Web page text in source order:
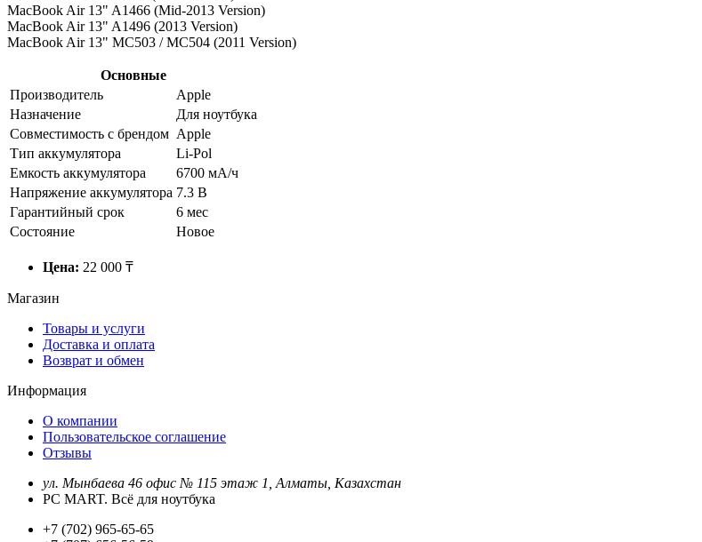
MacBook Air 13" A1466 (Mid-2013 Version)
MacBook Air 13" A1496 (2013 Version)
MacBook Air 13" MC503 / MC504 (2011 Version)
Основные
Производитель
Apple
Назначение
Для ноутбука
Совместимость с брендом Apple
Тип аккумулятора
Li-Pol
Емкость аккумулятора
6700 мА/ч
Напряжение аккумулятора 7.3 В
Гарантийный срок
6 мес
Состояние
Новое
Цена: 22 000 ₸
Магазин
Товары и услуги
Доставка и оплата
Возврат и обмен
Информация
О компании
Пользовательское соглашение
Отзывы
ул. Мынбаева 46 офис № 115 этаж 1, Алматы, Казахстан
PC MART. Всё для ноутбука
+7 (702) 965-65-65